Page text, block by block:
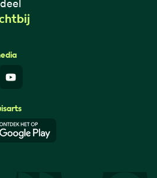
Youtube
App Store
Download in de Google Play